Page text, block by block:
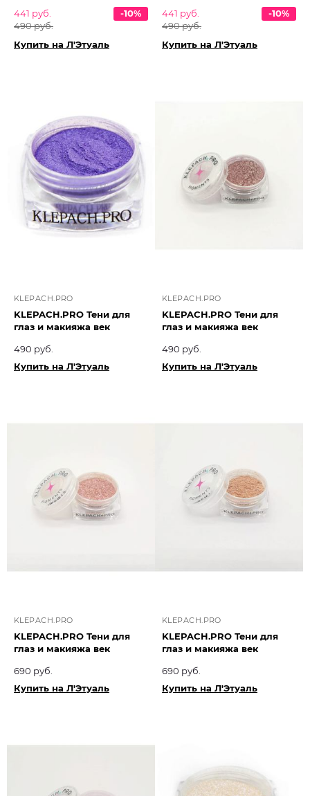
441 руб.
490 руб.
-10%
Купить на Л'Этуаль
441 руб.
490 руб.
-10%
Купить на Л'Этуаль
KLEPACH.PRO
KLEPACH.PRO Тени для
глаз и макияжа век
490 руб.
Купить на Л'Этуаль
KLEPACH.PRO
KLEPACH.PRO Тени для
глаз и макияжа век
490 руб.
Купить на Л'Этуаль
KLEPACH.PRO
KLEPACH.PRO Тени для
глаз и макияжа век
690 руб.
Купить на Л'Этуаль
KLEPACH.PRO
KLEPACH.PRO Тени для
глаз и макияжа век
690 руб.
Купить на Л'Этуаль